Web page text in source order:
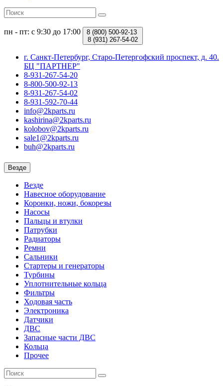
пн - пт: с 9:30 до 17:00 8 (800) 500-92-13
8 (931) 267-54-02
г. Санкт-Петербург, Старо-Петергофский проспект, д. 40.
БЦ "ПАРТНЕР"
8-931-267-54-20
8-800-500-92-13
8-931-267-54-02
8-931-592-70-44
info@2kparts.ru
kashirina@2kparts.ru
kolobov@2kparts.ru
sale1@2kparts.ru
buh@2kparts.ru
Везде
Везде
Навесное оборудование
Коронки, ножи, бокорезы
Насосы
Пальцы и втулки
Патрубки
Радиаторы
Ремни
Сальники
Стартеры и генераторы
Турбины
Уплотнительные кольца
Фильтры
Ходовая часть
Электроника
Датчики
ДВС
Запасные части ДВС
Кольца
Прочее